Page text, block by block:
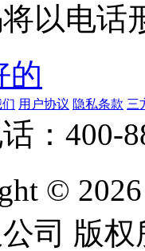
以电话
的
用户协议 隐私条款 三
：400-
©
司 版权